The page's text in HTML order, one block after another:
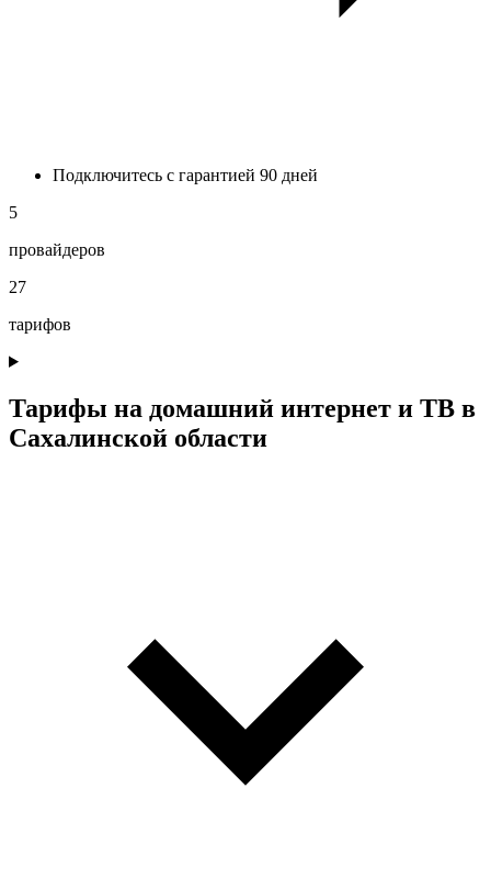
Подключитесь с гарантией 90 дней
5
провайдеров
27
тарифов
Тарифы на домашний интернет и ТВ в
Сахалинской области